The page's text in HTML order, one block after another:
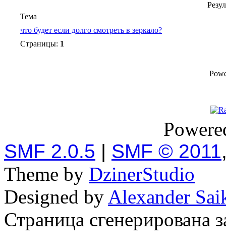
Тема
что будет если долго смотреть в зеркало?
Страницы: 1
SMF 2.0.5 | SMF © 2011
Theme by DzinerStudio
Designed by Alexander
Страница сгенерирована